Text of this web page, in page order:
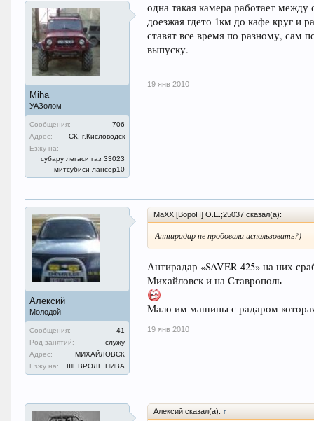
Miha
УАЗолом
Сообщения:
706
Адрес:
СК. г.Кисловодск
Езжу на:
субару легаси газ 33023
митсубиси лансер10
одна такая камера работает
доезжая гдето 1км до кафе круг и
ставят все время по разному, сам
выпуску.
19 янв 2010
Алексий
Молодой
Сообщения:
41
Род занятий:
служу
Адрес:
МИХАЙЛОВСК
Езжу на:
ШЕВРОЛЕ НИВА
MaXX [BopoH] O.E.;25037 сказал(а):
Антирадар не пробовали использовать?)
Антирадар «SAVER 425» на них
Михайловск и на Ставрополь
Мало им машины с радаром
19 янв 2010
Алексий сказал(а): ↑